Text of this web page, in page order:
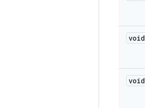
void
void